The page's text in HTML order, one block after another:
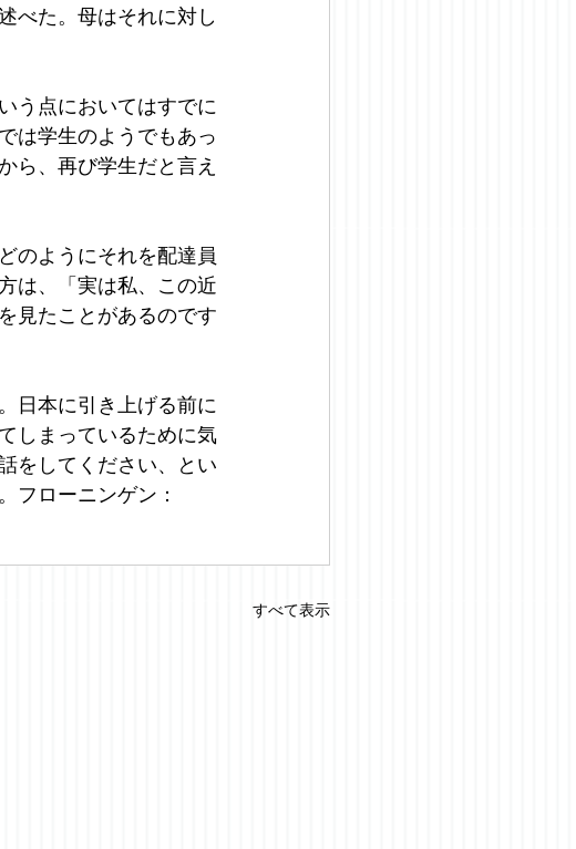
べた。母はそれに対し
う点においてはすでに
は学生のようでもあっ
ら、再び学生だと言え
のようにそれを配達員
は、「実は私、この近
見たことがあるのです
日本に引き上げる前に
しまっているために気
をしてください、とい
フローニンゲン：
すべて表示